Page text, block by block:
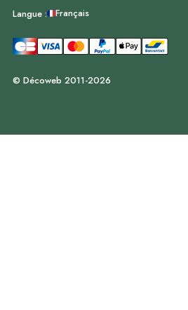
Langue : Français
© Décoweb 2011-2026